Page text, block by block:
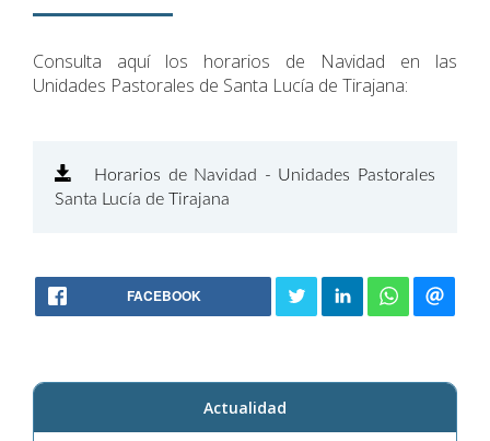
Consulta aquí los horarios de Navidad en las
Unidades Pastorales de Santa Lucía de Tirajana:
Horarios de Navidad - Unidades Pastorales
Santa Lucía de Tirajana
FACEBOOK
Actualidad